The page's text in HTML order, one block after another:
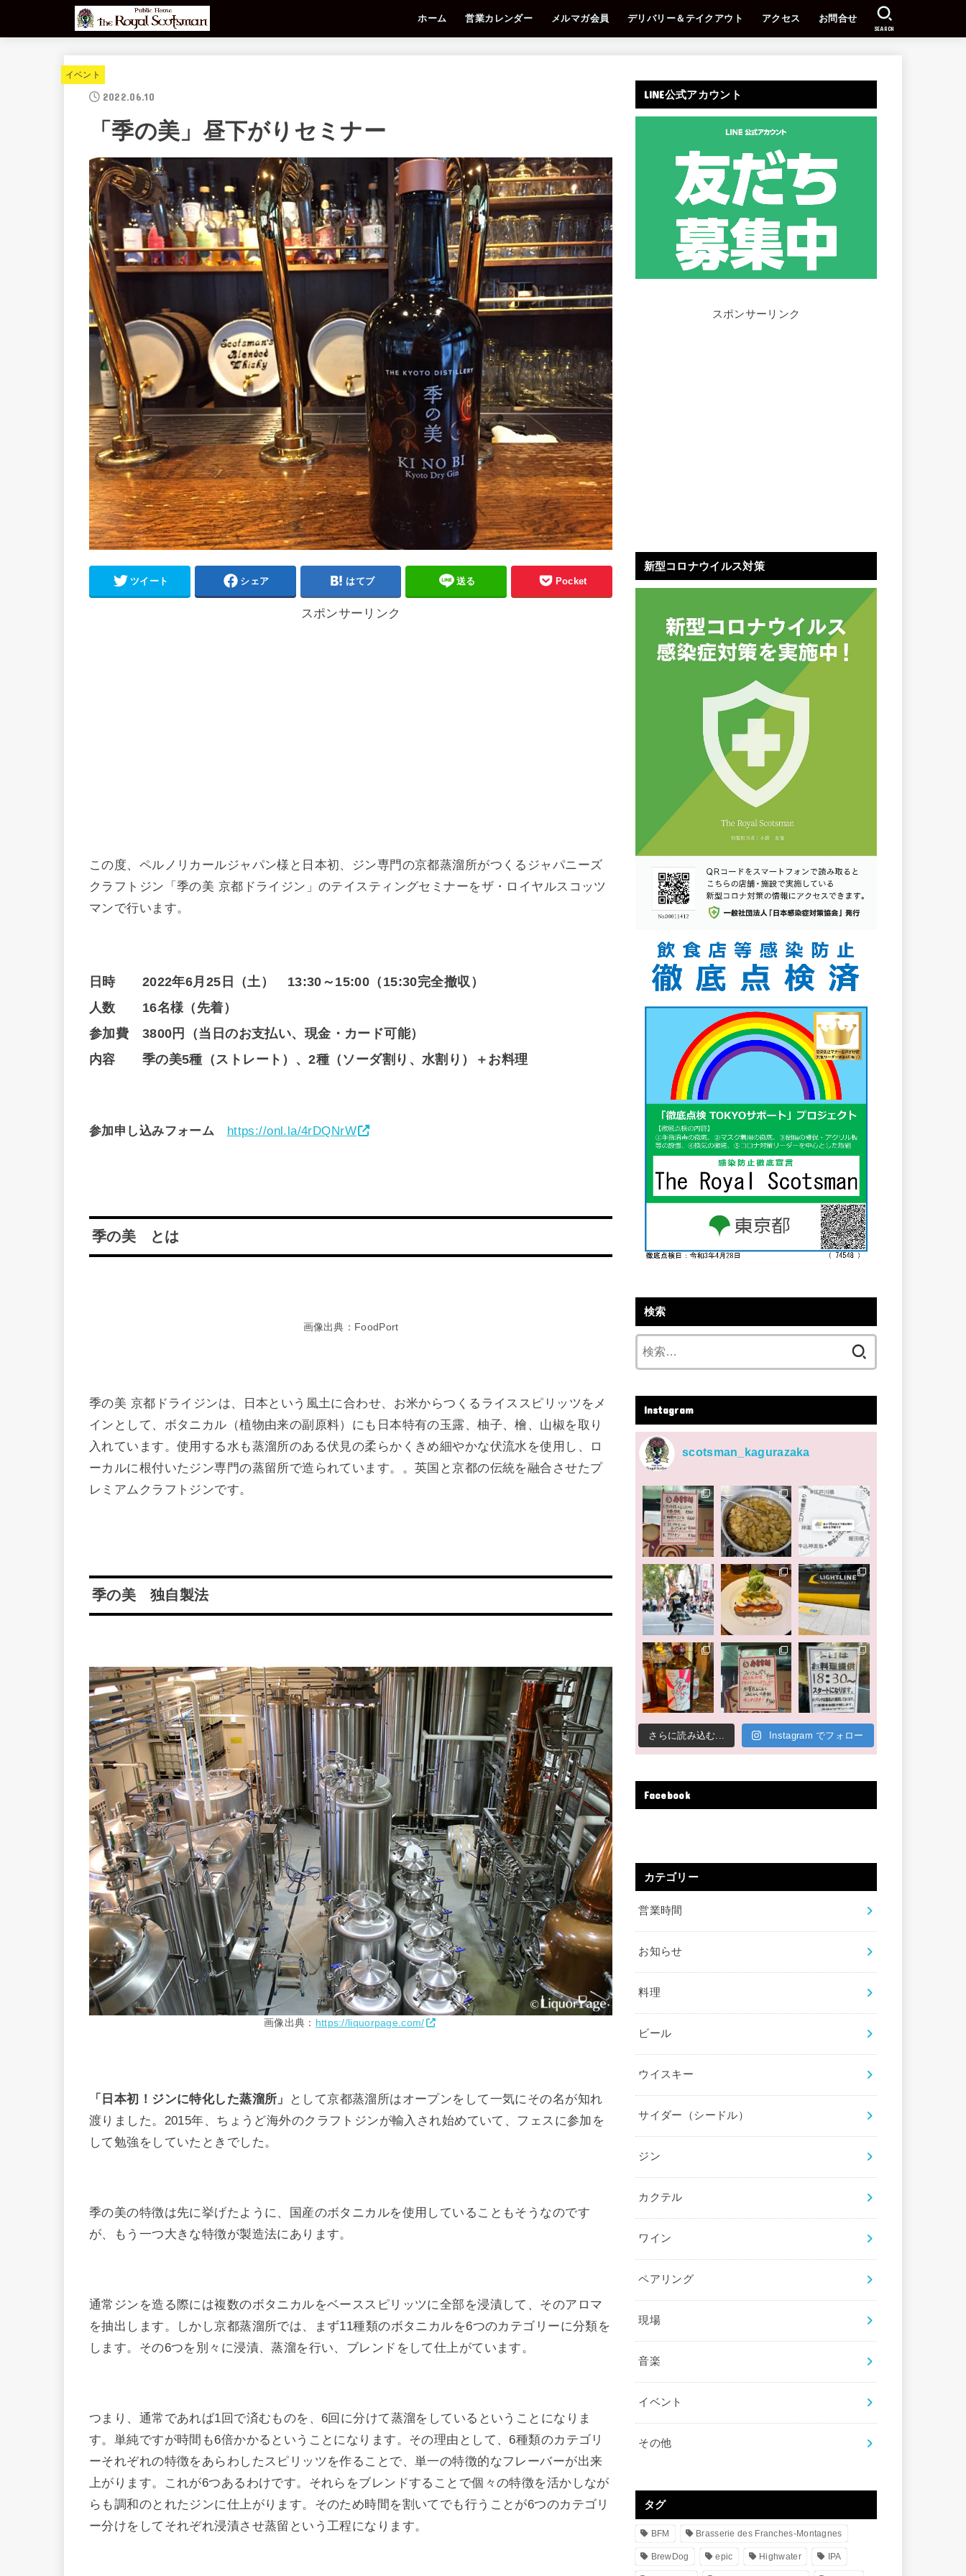
ホーム 営業カレンダー メルマガ会員 デリバリー＆テイクアウト アクセス お問合せ
SEARCH
イベント
2022.06.10
「季の美」昼下がりセミナー
ツイート シェア はてブ 送る Pocket
スポンサーリンク
この度、ペルノリカールジャパン様と日本初、ジン専門の京都蒸溜所がつくるジャパニーズ
クラフトジン「季の美 京都ドライジン」のテイスティングセミナーをザ・ロイヤルスコッツ
マンで行います。
日時 2022年6月25日（土） 13:30～15:00（15:30完全撤収）
人数 16名様（先着）
参加費 3800円
（当日のお支払い、 現金 ・ カード可能）
内容 季の美5種（ストレート）、2種（ソーダ割り、水割り）＋お料理
参加申し込みフォーム https://onl.la/4rDQNrW
季の美 とは
画像出典：FoodPort
季の美 京都ドライジンは、日本という風土に合わせ、お米からつくるライススピリッツをメ
インとして、ボタニカル（植物由来の副原料）にも日本特有の玉露、柚子、檜、山椒を取り
入れています。使用する水も蒸溜所のある伏見の柔らかくきめ細やかな伏流水を使用し、ロ
ーカルに根付いたジン専門の蒸留所で造られています。。英国と京都の伝統を融合させたプ
レミアムクラフトジンです。
季の美 独自製法
画像出典： https://liquorpage.com/
「日本初！ジンに特化した蒸溜所」
として京都蒸溜所はオープンをして一気にその名が知れ
渡りました。2015年、ちょうど海外のクラフトジンが輸入され始めていて、フェスに参加を
して勉強をしていたときでした。
季の美の特徴は先に挙げたように、国産のボタニカルを使用していることもそうなのです
が、もう一つ大きな特徴が製造法にあります。
通常ジンを造る際には複数のボタニカルをベーススピリッツに全部を浸漬して、そのアロマ
を抽出します。しかし京都蒸溜所では、まず11種類のボタニカルを6つのカテゴリーに分類を
します。その6つを別々に浸漬、蒸溜を行い、ブレンドをして仕上がています。
つまり、通常であれば1回で済むものを、6回に分けて蒸溜をしているということになりま
す。単純ですが時間も6倍かかるということになります。その理由として、6種類のカテゴリ
ーそれぞれの特徴をあらわしたスピリッツを作ることで、単一の特徴的なフレーバーが出来
上がります。これが6つあるわけです。それらをブレンドすることで個々の特徴を活かしなが
らも調和のとれたジンに仕上がります。そのため時間を割いてでも行うことが6つのカテゴリ
ー分けをしてそれぞれ浸漬させ蒸留という工程になります。
LINE公式アカウント
スポンサーリンク
新型コロナウイルス対策
検索
Instagram
scotsman_kagurazaka
さらに読み込む... Instagram でフォロー
Facebook
カテゴリー
営業時間
お知らせ
料理
ビール
ウイスキー
サイダー（シードル）
ジン
カクテル
ワイン
ペアリング
現場
音楽
イベント
その他
タグ
BFM Brasserie des Franches-Montagnes
BrewDog epic Highwater IPA